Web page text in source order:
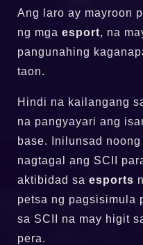
Ang laro ay mayroon
ng mga esport, na
pangunahing
taon.
Hindi na kailangang
na pangyayari ang
base. Inilunsad
nagtagal ang SCII
aktibidad sa esports
petsa ng pagsisimula
sa SCII na may higit
pera.